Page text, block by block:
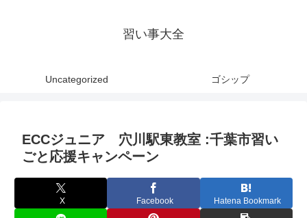
習い事大全
Uncategorized ゴシップ
ECCジュニア 穴川駅東教室 :千葉市習い
ごと応援キャンペーン
X Facebook Hatena Bookmark